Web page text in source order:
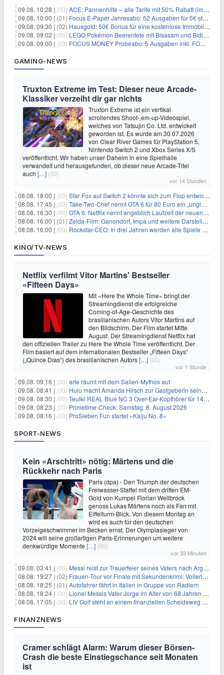
09.08. 10:28 | (00) ACE: Pannenhilfe – alle Tarife mit 50% Rabatt (im ersten Jahr)
09.08. 10:00 | (01) Focus E-Paper Jahresabo: 52 Ausgaben für 5€ statt 207,48€ – per Formular kündbar!
09.08. 09:30 | (02) Hausgold: 50€ Bonus für eine kostenlose Immobilienbewertung
09.08. 09:02 | (00) LEGO Pokémon Beerenfete mit Bisasam und Bidiza für 14,99€
09.08. 09:00 | (00) FOCUS MONEY Probeabo: 5 Ausgaben inkl. FOCUS+ Zugang für 5€
GAMING-NEWS
Truxton Extreme im Test: Dieser neue Arcade-
Klassiker verzeiht dir gar nichts
Truxton Extreme ist ein vertikal
scrollendes Shoot-‚em-up-Videospiel,
welches von Tatsujin Co. Ltd. entwickelt
geworden ist. Es wurde am 30.07.2026
von Clear River Games für PlayStation 5,
Nintendo Switch 2 und Xbox Series X/S
veröffentlicht. Wir haben unser Daheim in eine Spielhalle
verwandelt und herausgefunden, ob dieser neue Arcade-Titel
auch […] (00)
vor 14 Stunden
08.08. 18:00 | (00) Star Fox auf Switch 2 könnte sich zum Flop entwickeln
08.08. 17:45 | (00) Take-Two-Chef nennt GTA 6 für 80 Euro ein „unglaubliches Schnäppchen“
08.08. 16:30 | (00) GTA 6: Netflix nennt angeblich Laufzeit der neuen Gameplay-Präsentation
08.08. 16:00 | (01) Zelda-Film: Ganondorf, Impa und weitere Darsteller sollen feststehen
08.08. 16:00 | (00) Rockstar-CEO: In drei Jahren werden alle Spiele gestreamt
KINO/TV-NEWS
Netflix verfilmt Vitor Martins' Bestseller
«Fifteen Days»
Mit «Here the Whole Time» bringt der
Streamingdienst die erfolgreiche
Coming-of-Age-Geschichte des
brasilianischen Autors Vitor Martins auf
den Bildschirm. Der Film startet Mitte
August. Der Streamingdienst Netflix hat
den offiziellen Trailer zu Here the Whole Time veröffentlicht. Der
Film basiert auf dem internationalen Bestseller „Fifteen Days“
(„Quince Días“) des brasilianischen Autors[…] (00)
vor 1 Stunde
09.08. 09:16 | (00) arte räumt mit dem Salieri-Mythos auf
09.08. 08:41 | (00) Hulu macht Amanda Hirsch zur Gastgeberin seines Reality-Podcasts
09.08. 08:30 | (00) Teufel REAL Blue NC 3 Over-Ear-Kopfhörer für 149,99€
09.08. 08:23 | (00) Primetime-Check: Samstag, 8. August 2026
09.08. 08:16 | (00) ProSieben Fun startet «Kaiju No. 8»
SPORT-NEWS
Kein «Arschtritt» nötig: Märtens und die
Rückkehr nach Paris
Paris (dpa) - Den Triumph der deutschen
Freiwasser-Staffel mit dem dritten EM-
Gold von Kumpel Florian Wellbrock
genoss Lukas Märtens noch als Fan mit
Eiffelturm-Blick. Von diesem Montag an
wird es auch für den deutschen
Vorzeigeschwimmer im Becken ernst. Der Olympiasieger von
2024 will seine großartigen Paris-Erinnerungen um weitere
denkwürdige Momente […] (00)
vor 33 Minuten
09.08. 03:41 | (00) Messi reist zur Trauerfeier seines Vaters nach Argentinien
08.08. 19:27 | (02) Frauen-Tour vor Finale mit Sekundenkrimi: Vollering in Gelb
08.08. 18:25 | (01) Autofahrer fährt in Italien in Gruppe von Radlern
08.08. 18:24 | (00) Lionel Messis Vater Jorge im Alter von 68 Jahren gestorben
08.08. 17:05 | (00) LIV Golf steht an einem finanziellen Scheideweg auf der Suche nach neuen Investitionen
FINANZNEWS
Cramer schlägt Alarm: Warum dieser Börsen-
Crash die beste Einstiegschance seit Monaten
ist